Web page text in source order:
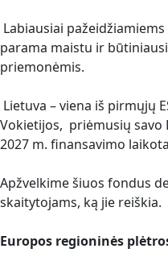
Labiausiai
parama maistu ir
priemonėmis.
Lietuva – viena iš pirmųjų
Vokietijos, priėmusių savo
2027 m. finansavimo
Apžvelkime šiuos fondus
skaitytojams, ką jie reiškia.
Europos regioninės